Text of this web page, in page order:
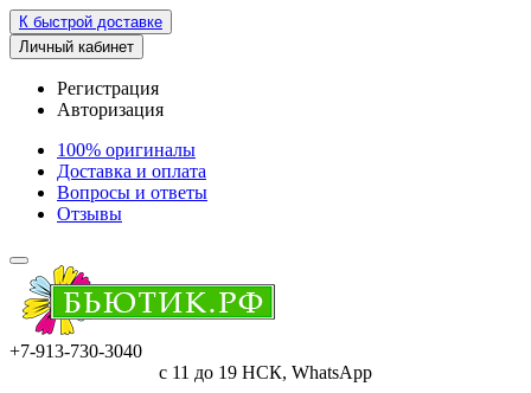
К быстрой доставке
Личный кабинет
Регистрация
Авторизация
100% оригиналы
Доставка и оплата
Вопросы и ответы
Отзывы
+7-913-730-3040
с 11 до 19 НСК, WhatsApp